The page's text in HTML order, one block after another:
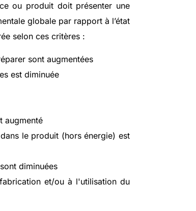
ou produit doit présenter une
globale par rapport à l’état
selon ces critères :
sont augmentées
est diminuée
augmenté
le produit (hors énergie) est
diminuées
et/ou à l'utilisation du